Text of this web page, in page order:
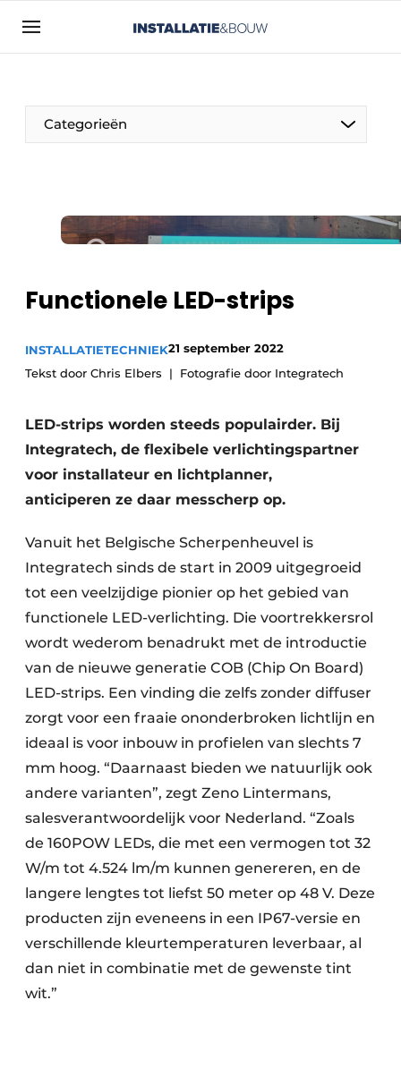
Aanmelden
Bedrijven
Contact
Installatie & Bouw | Platform over
Meest gelezen
Podcasts
Vacature aanmelden
Vacatures
Video’s
Categorieën
Functionele LED-strips
INSTALLATIETECHNIEK21 september 2022
Tekst door Chris Elbers
Fotografie door Integratech
LED-strips worden steeds populairder. Bij
Integratech, de flexibele verlichtingspartner
voor installateur en lichtplanner,
anticiperen ze daar messcherp op.
Vanuit het Belgische Scherpenheuvel is
Integratech sinds de start in 2009 uitgegroeid
tot een veelzijdige pionier op het gebied van
functionele LED-verlichting. Die voortrekkersrol
wordt wederom benadrukt met de introductie
van de nieuwe generatie COB (Chip On Board)
LED-strips. Een vinding die zelfs zonder diffuser
zorgt voor een fraaie ononderbroken lichtlijn en
ideaal is voor inbouw in profielen van slechts 7
mm hoog. “Daarnaast bieden we natuurlijk ook
andere varianten”, zegt Zeno Lintermans,
salesverantwoordelijk voor Nederland. “Zoals
de 160POW LEDs, die met een vermogen tot 32
W/m tot 4.524 lm/m kunnen genereren, en de
langere lengtes tot liefst 50 meter op 48 V. Deze
producten zijn eveneens in een IP67-versie en
verschillende kleurtemperaturen leverbaar, al
dan niet in combinatie met de gewenste tint
wit.”